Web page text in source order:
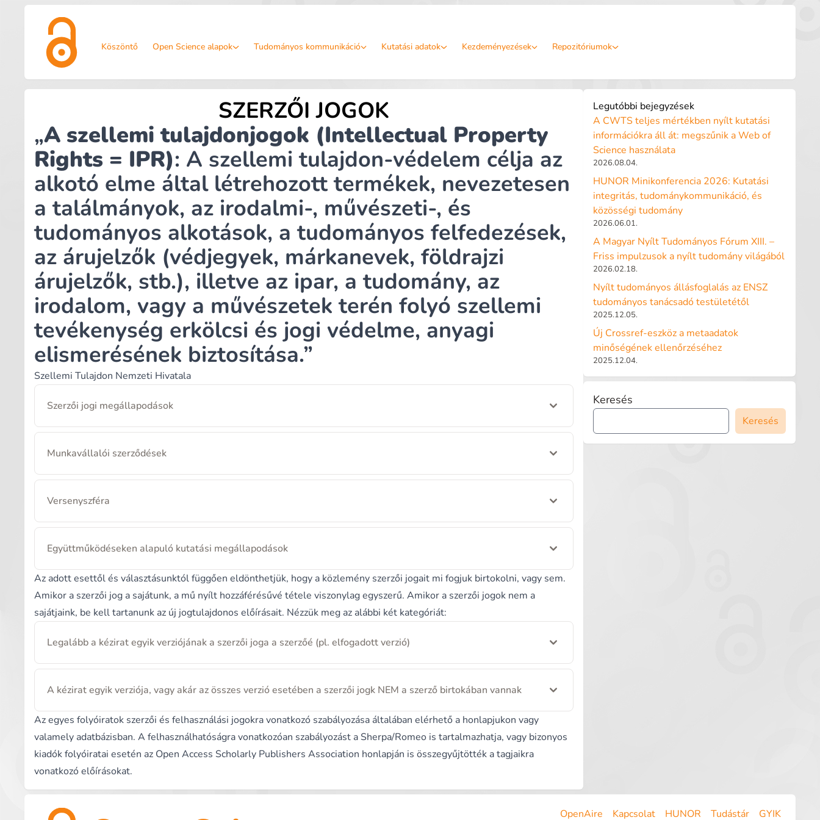
Köszöntő Open Science alapok Tudományos kommunikáció Kutatási adatok Kezdeményezések Repozitóriumok
SZERZŐI JOGOK
„A szellemi tulajdonjogok (Intellectual Property
Rights = IPR): A szellemi tulajdon-védelem célja az
alkotó elme által létrehozott termékek, nevezetesen
a találmányok, az irodalmi-, művészeti-, és
tudományos alkotások, a tudományos felfedezések,
az árujelzők (védjegyek, márkanevek, földrajzi
árujelzők, stb.), illetve az ipar, a tudomány, az
irodalom, vagy a művészetek terén folyó szellemi
tevékenység erkölcsi és jogi védelme, anyagi
elismerésének biztosítása.”
Szellemi Tulajdon Nemzeti Hivatala
Szerzői jogi megállapodások
Munkavállalói szerződések
Versenyszféra
Együttműködéseken alapuló kutatási megállapodások
Az adott esettől és választásunktól függően eldönthetjük, hogy a közlemény szerzői jogait mi fogjuk birtokolni, vagy sem.
Amikor a szerzői jog a sajátunk, a mű nyílt hozzáférésűvé tétele viszonylag egyszerű. Amikor a szerzői jogok nem a
sajátjaink, be kell tartanunk az új jogtulajdonos előírásait. Nézzük meg az alábbi két kategóriát:
Legalább a kézirat egyik verziójának a szerzői joga a szerzőé (pl. elfogadott verzió)
A kézirat egyik verziója, vagy akár az összes verzió esetében a szerzői jogk NEM a szerző birtokában vannak
Az egyes folyóiratok szerzői és felhasználási jogokra vonatkozó szabályozása általában elérhető a honlapjukon vagy
valamely adatbázisban. A felhasználhatóságra vonatkozóan szabályozást a Sherpa/Romeo is tartalmazhatja, vagy bizonyos
kiadók folyóiratai esetén az Open Access Scholarly Publishers Association honlapján is összegyűjtötték a tagjaikra
vonatkozó előírásokat.
Legutóbbi bejegyzések
A CWTS teljes mértékben nyílt kutatási
információkra áll át: megszűnik a Web of
Science használata
2026.08.04.
HUNOR Minikonferencia 2026: Kutatási
integritás, tudománykommunikáció, és
közösségi tudomány
2026.06.01.
A Magyar Nyílt Tudományos Fórum XIII. –
Friss impulzusok a nyílt tudomány világából
2026.02.18.
Nyílt tudományos állásfoglalás az ENSZ
tudományos tanácsadó testületétől
2025.12.05.
Új Crossref-eszköz a metaadatok
minőségének ellenőrzéséhez
2025.12.04.
Keresés
Keresés
OpenAire Kapcsolat HUNOR Tudástár GYIK